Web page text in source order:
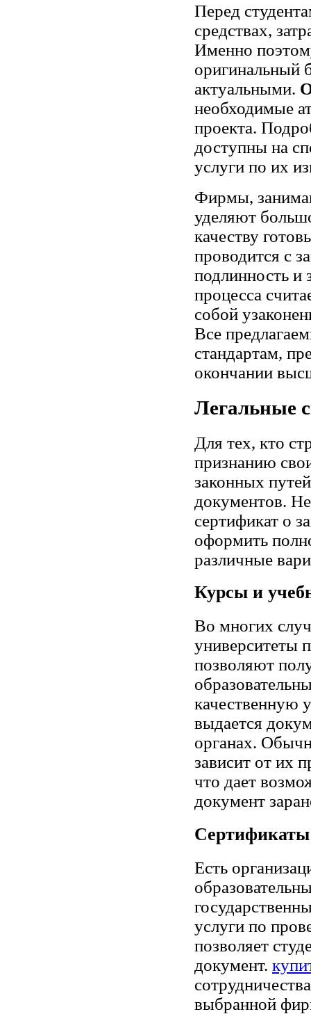
Перед
средствах,
Именно
оригинальный
актуальными.
необходимые
проекта.
доступны на
услуги по их
Фирмы,
уделяют
качеству
проводится с
подлинность и
процесса
собой
Все
стандартам,
окончании
Легальные
Для тех, кто
признанию
законных
документов.
сертификат о
оформить
различные
Курсы и
Во многих
университеты
позволяют
качественную
выдается
органах.
зависит от их
что дает
документ
Сертификаты
Есть
услуги по
позволяет
документ.
выбранной